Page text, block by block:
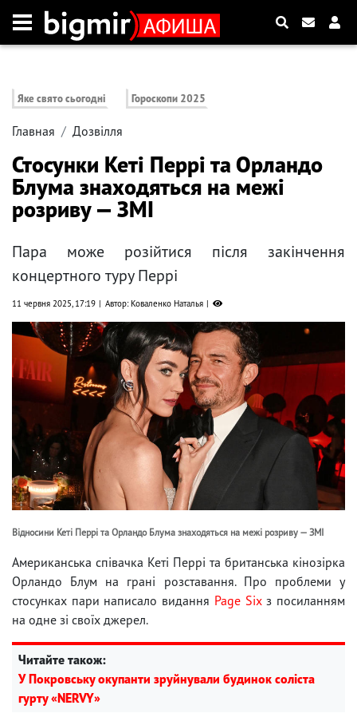
Яке свято сьогодні Гороскопи 2025
Главная Дозвілля
Стосунки Кеті Перрі та Орландо
Блума знаходяться на межі
розриву — ЗМІ
Пара може розійтися після закінчення
концертного туру Перрі
11 червня 2025, 17:19 Автор: Коваленко Наталья
Відносини Кеті Перрі та Орландо Блума знаходяться на межі розриву — ЗМІ
Американська співачка Кеті Перрі та британська кінозірка
Орландо Блум на грані розставання. Про проблеми у
стосунках пари написало видання Page Sixз посиланням
на одне зі своїх джерел.
Читайте також:
У Покровську окупанти зруйнували будинок соліста
гурту «NERVY»